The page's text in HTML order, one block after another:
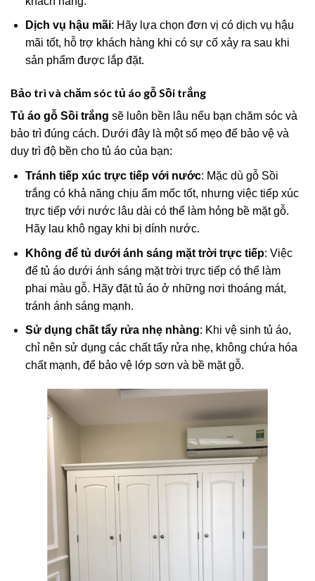
Dịch vụ hậu mãi: Hãy lựa chọn đơn vị có dịch vụ hậu
mãi tốt, hỗ trợ khách hàng khi có sự cố xảy ra sau khi
sản phẩm được lắp đặt.
Bảo trì và chăm sóc tủ áo gỗ Sồi trắng
Tủ áo gỗ Sồi trắng sẽ luôn bền lâu nếu bạn chăm sóc và
bảo trì đúng cách. Dưới đây là một số mẹo để bảo vệ và
duy trì độ bền cho tủ áo của bạn:
Tránh tiếp xúc trực tiếp với nước: Mặc dù gỗ Sồi
trắng có khả năng chịu ẩm mốc tốt, nhưng việc tiếp xúc
trực tiếp với nước lâu dài có thể làm hỏng bề mặt gỗ.
Hãy lau khô ngay khi bị dính nước.
Không để tủ dưới ánh sáng mặt trời trực tiếp: Việc
để tủ áo dưới ánh sáng mặt trời trực tiếp có thể làm
phai màu gỗ. Hãy đặt tủ áo ở những nơi thoáng mát,
tránh ánh sáng mạnh.
Sử dụng chất tẩy rửa nhẹ nhàng: Khi vệ sinh tủ áo,
chỉ nên sử dụng các chất tẩy rửa nhẹ, không chứa hóa
chất mạnh, để bảo vệ lớp sơn và bề mặt gỗ.